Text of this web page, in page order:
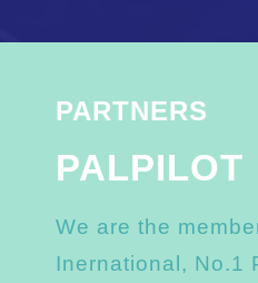
PARTNERS
PALPILOT
We are the
Inernational, No.1